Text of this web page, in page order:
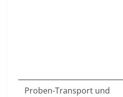
Proben-Transport und